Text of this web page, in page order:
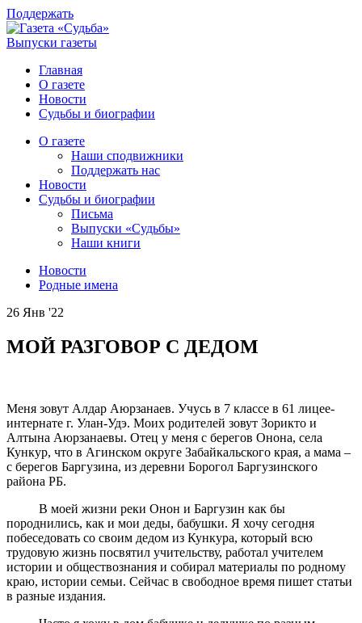
Поддержать
Выпуски газеты
Главная
О газете
Новости
Судьбы и биографии
О газете
Наши сподвижники
Поддержать нас
Новости
Судьбы и биографии
Письма
Выпуски «Судьбы»
Наши книги
Новости
Родные имена
26 Янв '22
МОЙ РАЗГОВОР С ДЕДОМ
Меня зовут Алдар Аюрзанаев. Учусь в 7 классе в 61 лицее-
интернате г. Улан-Удэ. Моих родителей зовут Зорикто и
Алтына Аюрзанаевы. Отец у меня с берегов Онона, села
Кункур, что в Агинском округе Забайкальского края, а мама –
с берегов Баргузина, из деревни Борогол Баргузинского
района РБ.
В моей жизни реки Онон и Баргузин как бы
породнились, как и мои деды, бабушки. Я хочу сегодня
побеседовать со своим дедом из Кункура, который всю
трудовую жизнь посвятил учительству, работал учителем
истории и обществознания и собирал материалы по родному
краю, истории семьи. Сейчас в свободное время пишет статьи
в разные издания.